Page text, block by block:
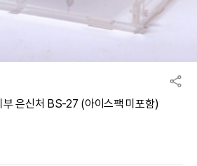
부 은신처 BS-27 (아이스팩 미포함)